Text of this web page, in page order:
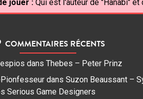
jouer : Qui est l'auteur de "Hanabi" et
COMMENTAIRES RÉCENTS
dans Thebes – Peter Prinz
dans Suzon Beaussant –
Serious Game Designers